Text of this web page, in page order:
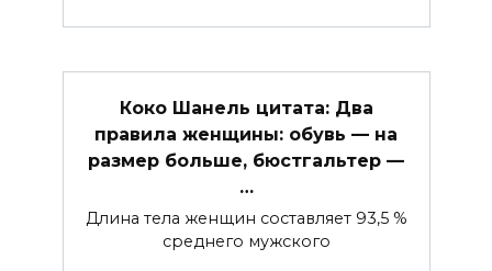
Коко Шанель цитата: Два
правила женщины: обувь — на
размер больше, бюстгальтер —
…
Длина тела женщин составляет 93,5 %
среднего мужского